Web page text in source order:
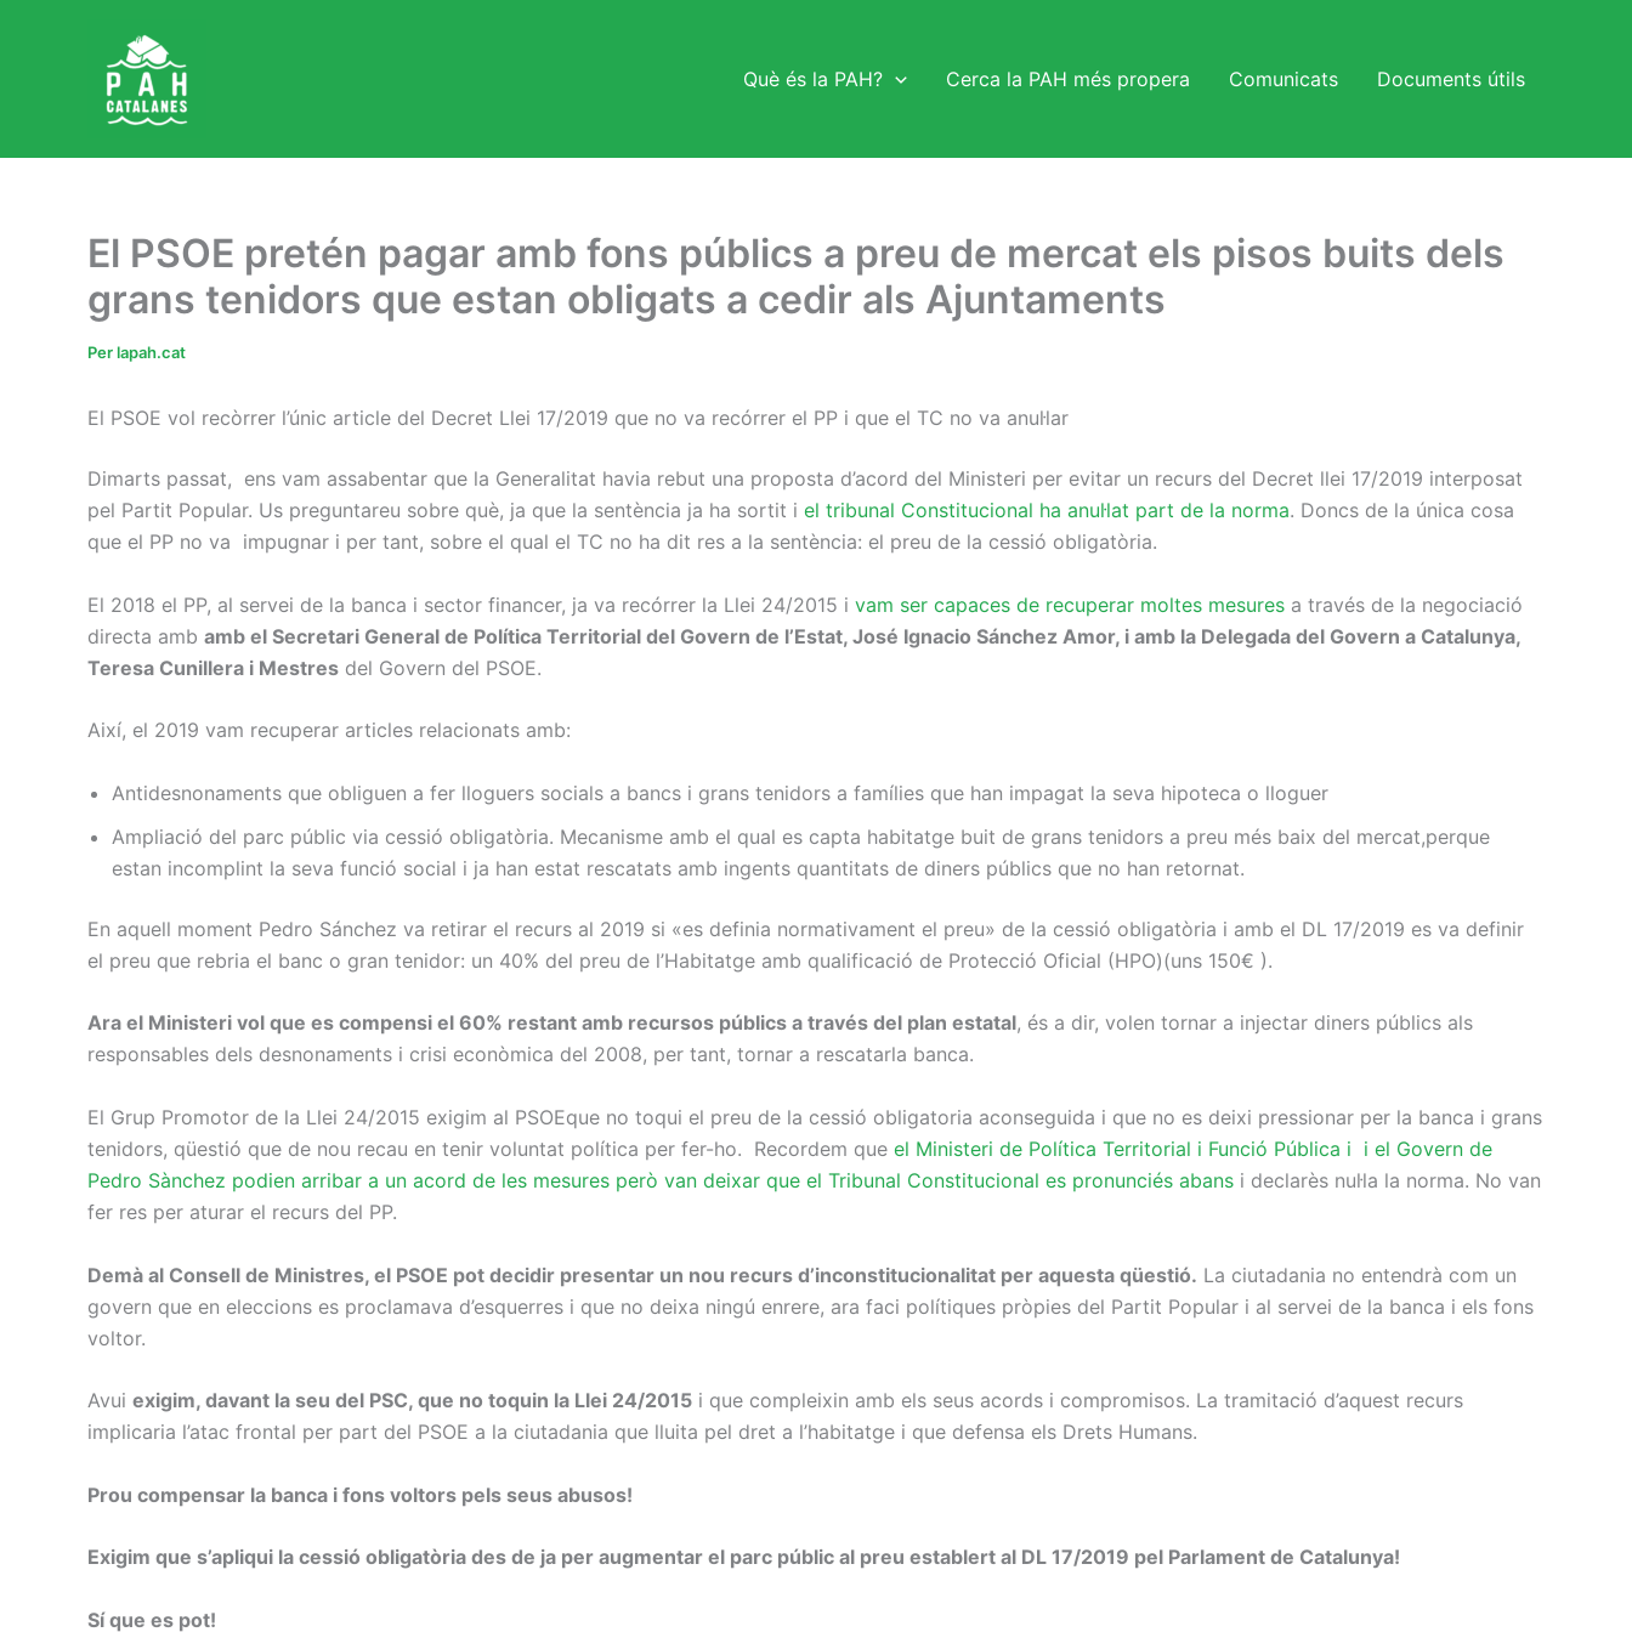
Què és la PAH? Cerca la PAH més propera Comunicats Documents útils
El PSOE pretén pagar amb fons públics a preu de mercat els pisos buits dels
grans tenidors que estan obligats a cedir als Ajuntaments
Perlapah.cat
El PSOE vol recòrrer l’únic article del Decret Llei 17/2019 que no va recórrer el PP i que el TC no va anul·lar
Dimarts passat, ens vam assabentar que la Generalitat havia rebut una proposta d’acord del Ministeri per evitar un recurs del Decret llei 17/2019 interposat
pel Partit Popular. Us preguntareu sobre què, ja que la sentència ja ha sortit i el tribunal Constitucional ha anul·lat part de la norma. Doncs de la única cosa
que el PP no va impugnar i per tant, sobre el qual el TC no ha dit res a la sentència: el preu de la cessió obligatòria.
El 2018 el PP, al servei de la banca i sector financer, ja va recórrer la Llei 24/2015 i vam ser capaces de recuperar moltes mesures a través de la negociació
directa amb amb el Secretari General de Política Territorial del Govern de l’Estat, José Ignacio Sánchez Amor, i amb la Delegada del Govern a Catalunya,
Teresa Cunillera i Mestres del Govern del PSOE.
Així, el 2019 vam recuperar articles relacionats amb:
Antidesnonaments que obliguen a fer lloguers socials a bancs i grans tenidors a famílies que han impagat la seva hipoteca o lloguer
Ampliació del parc públic via cessió obligatòria. Mecanisme amb el qual es capta habitatge buit de grans tenidors a preu més baix del mercat,perque
estan incomplint la seva funció social i ja han estat rescatats amb ingents quantitats de diners públics que no han retornat.
En aquell moment Pedro Sánchez va retirar el recurs al 2019 si «es definia normativament el preu» de la cessió obligatòria i amb el DL 17/2019 es va definir
el preu que rebria el banc o gran tenidor: un 40% del preu de l’Habitatge amb qualificació de Protecció Oficial (HPO)(uns 150€ ).
Ara el Ministeri vol que es compensi el 60% restant amb recursos públics a través del plan estatal, és a dir, volen tornar a injectar diners públics als
responsables dels desnonaments i crisi econòmica del 2008, per tant, tornar a rescatarla banca.
El Grup Promotor de la Llei 24/2015 exigim al PSOEque no toqui el preu de la cessió obligatoria aconseguida i que no es deixi pressionar per la banca i grans
tenidors, qüestió que de nou recau en tenir voluntat política per fer-ho. Recordem que el Ministeri de Política Territorial i Funció Pública i i el Govern de
Pedro Sànchez podien arribar a un acord de les mesures però van deixar que el Tribunal Constitucional es pronunciés abans i declarès nul·la la norma. No van
fer res per aturar el recurs del PP.
Demà al Consell de Ministres, el PSOE pot decidir presentar un nou recurs d’inconstitucionalitat per aquesta qüestió. La ciutadania no entendrà com un
govern que en eleccions es proclamava d’esquerres i que no deixa ningú enrere, ara faci polítiques pròpies del Partit Popular i al servei de la banca i els fons
voltor.
Avui exigim, davant la seu del PSC, que no toquin la Llei 24/2015 i que compleixin amb els seus acords i compromisos. La tramitació d’aquest recurs
implicaria l’atac frontal per part del PSOE a la ciutadania que lluita pel dret a l’habitatge i que defensa els Drets Humans.
Prou compensar la banca i fons voltors pels seus abusos!
Exigim que s’apliqui la cessió obligatòria des de ja per augmentar el parc públic al preu establert al DL 17/2019 pel Parlament de Catalunya!
Sí que es pot!